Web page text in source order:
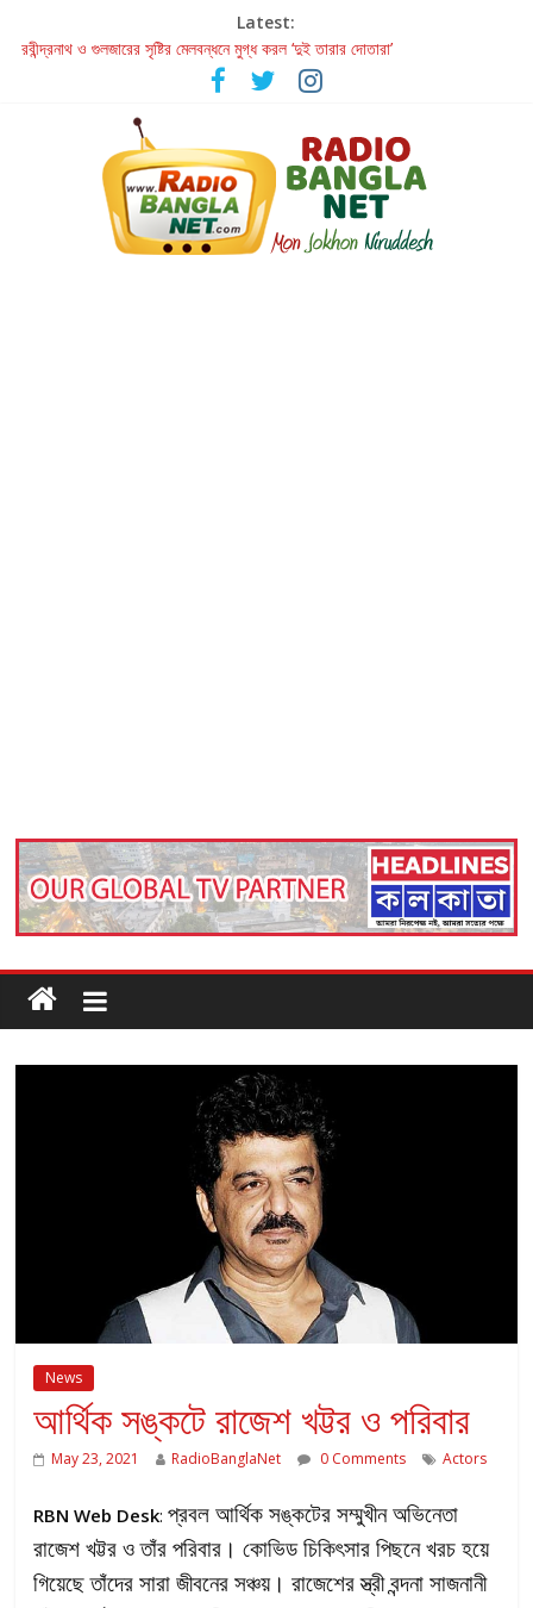
Latest:
রবীন্দ্রনাথ ও গুলজারের সৃষ্টির মেলবন্ধনে মুগ্ধ করল ‘দুই তারার দোতারা’
কলের গান থেকে রীলস্ — বাঙালির গান শোনার বিবর্তনের গল্প
জগন্নাথমঙ্গলম্ — বাংলায় প্রথমবার মঞ্চে এবার রথযাত্রার উদযাপন
Retribution: A Thought-Provoking Short Film That Challenges
Our Understanding of Justice
হাওয়া বদলের টলিউডে ‘তুমি এলে তাই’
News
আর্থিক সঙ্কটে রাজেশ খট্টর ও পরিবার
May 23, 2021 RadioBanglaNet 0 Comments Actors
RBN Web Desk:প্রবল আর্থিক সঙ্কটের সম্মুখীন অভিনেতা
রাজেশ খট্টর ও তাঁর পরিবার। কোভিড চিকিৎসার পিছনে খরচ হয়ে
গিয়েছে তাঁদের সারা জীবনের সঞ্চয়। রাজেশের স্ত্রী বন্দনা সাজনানী